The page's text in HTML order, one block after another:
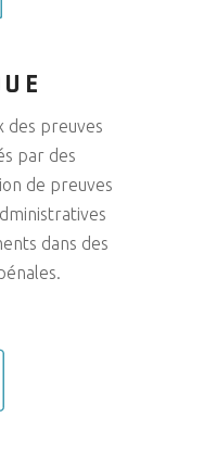
des preuves
par des
de preuves
dans des